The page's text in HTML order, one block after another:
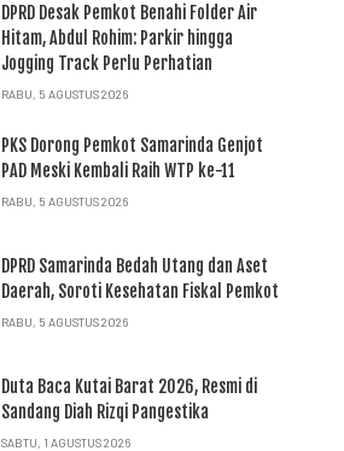
DPRD Desak Pemkot Benahi Folder Air
Hitam, Abdul Rohim: Parkir hingga
Jogging Track Perlu Perhatian
RABU, 5 AGUSTUS 2026
PKS Dorong Pemkot Samarinda Genjot
PAD Meski Kembali Raih WTP ke-11
RABU, 5 AGUSTUS 2026
DPRD Samarinda Bedah Utang dan Aset
Daerah, Soroti Kesehatan Fiskal Pemkot
RABU, 5 AGUSTUS 2026
Duta Baca Kutai Barat 2026, Resmi di
Sandang Diah Rizqi Pangestika
SABTU, 1 AGUSTUS 2026